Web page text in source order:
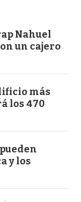
Nahuel
un cajero
más
los 470
y los